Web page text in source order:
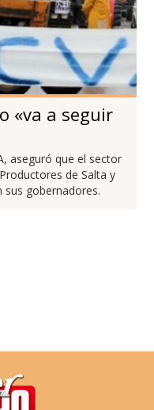
«va a seguir
aseguró que el sector
de Salta y
sus gobernadores.